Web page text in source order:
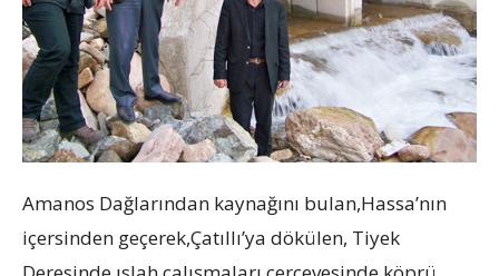
Amanos Dağlarından kaynağını bulan,Hassa’nın
içersinden geçerek,Çatıllı’ya dökülen, Tiyek